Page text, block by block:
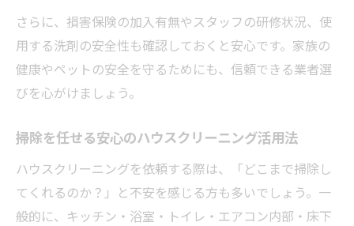
慣
清潔な住まいを保つハウスクリーニング活
ート
子供のために実践したい掃除の工夫と頻度
家族の安心につながるハウスクリーニング
選び
さらに、損害保険の加入有無やスタッフの研修状況、使
用する洗剤の安全性も確認しておくと安心です。家族の
健康やペットの安全を守るためにも、信頼できる業者選
びを心がけましょう。
掃除を任せる安心のハウスクリーニング活用法
ハウスクリーニングを依頼する際は、「どこまで掃除し
てくれるのか？」と不安を感じる方も多いでしょう。一
般的に、キッチン・浴室・トイレ・エアコン内部・床下